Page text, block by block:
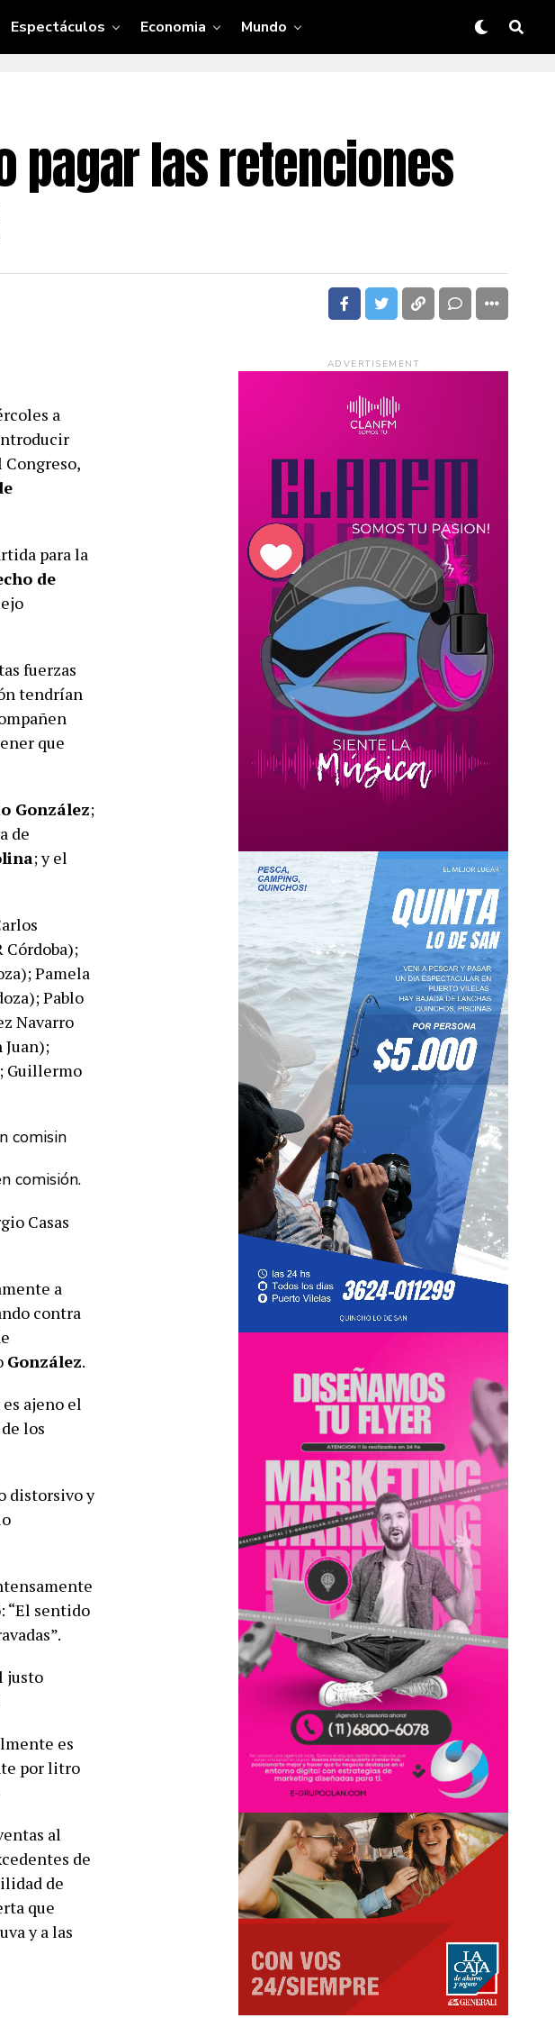
Espectáculos Economia Mundo
pagar las retenciones
a
Congreso,
para la
de
fuerzas
tendrían
que
González;
de
; y el
Córdoba);
Pamela
Pablo
Navarro
Juan);
Guillermo
comisión.
Casas
a
contra
González.
ajeno el
los
distorsivo y
“El sentido
justo
es
por litro
al
de
de
que
y a las
ADVERTISEMENT